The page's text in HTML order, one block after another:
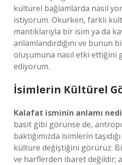
kültürel bağlamlarda nasıl
istiyorum. Okurken, farklı
mantıklarıyla bir isim ya da
anlamlandırdığını ve bunun
oluşumuna nasıl etki ettiğini
ediyorum.
İsimlerin Kültürel
Kalafat isminin anlamı
basit gibi görünse de,
baktığımızda isimlerin
kültüre değiştiğini görürüz.
ve harflerden ibaret değildir;